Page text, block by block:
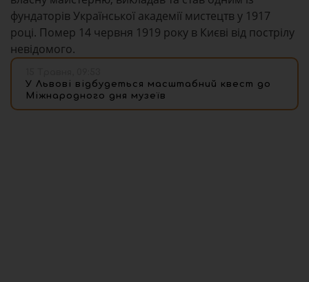
фундаторів Української академії мистецтв у 1917
році. Помер 14 червня 1919 року в Києві від пострілу
невідомого.
У Львові відбудеться масштабний квест до
Міжнародного дня музеїв